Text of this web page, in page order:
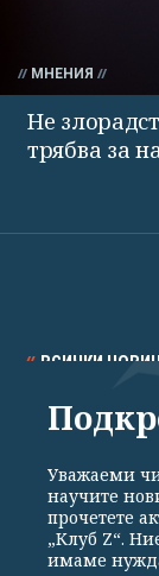
МНЕНИЯ
Не
трябва за
ВСИЧКИ
СПОРТ
Уважаеми
научите
прочетете
„Клуб Z“.
имаме